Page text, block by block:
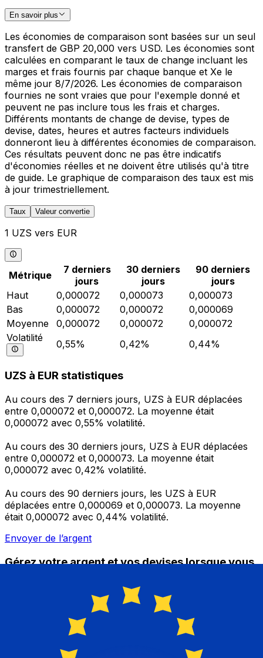
En savoir plus
Les économies de comparaison sont basées sur un seul
transfert de GBP 20,000 vers USD. Les économies sont
calculées en comparant le taux de change incluant les
marges et frais fournis par chaque banque et Xe le
même jour 8/7/2026. Les économies de comparaison
fournies ne sont vraies que pour l'exemple donné et
peuvent ne pas inclure tous les frais et charges.
Différents montants de change de devise, types de
devise, dates, heures et autres facteurs individuels
donneront lieu à différentes économies de comparaison.
Ces résultats peuvent donc ne pas être indicatifs
d'économies réelles et ne doivent être utilisés qu'à titre
de guide. Le graphique de comparaison des taux est mis
à jour trimestriellement.
Taux Valeur convertie
1 UZS vers EUR
Métrique
7 derniers
jours
30 derniers
jours
90 derniers
jours
Haut
0,000072 0,000073
0,000073
Bas
0,000072 0,000072
0,000069
Moyenne
0,000072 0,000072
0,000072
Volatilité
0,55% 0,42% 0,44%
UZS à EUR statistiques
Au cours des 7 derniers jours, UZS à EUR déplacées
entre 0,000072 et 0,000072. La moyenne était
0,000072 avec 0,55% volatilité.
Au cours des 30 derniers jours, UZS à EUR déplacées
entre 0,000072 et 0,000073. La moyenne était
0,000072 avec 0,42% volatilité.
Au cours des 90 derniers jours, les UZS à EUR
déplacées entre 0,000069 et 0,000073. La moyenne
était 0,000072 avec 0,44% volatilité.
Envoyer de l’argent
Gérez votre argent et vos devises lorsque vous
L'application Xe réunit toutes les fonctionnalités
nécessaires pour vos transferts d'argent internationaux
et la gestion de vos devises. Convertissez des devises,
programmez des alertes de taux et transférez de